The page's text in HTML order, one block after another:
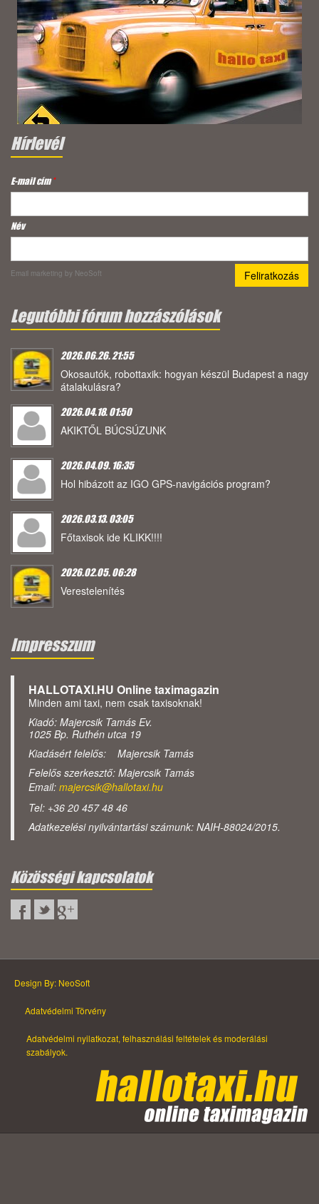
Hírlevél
E-mail cím*
Név
Email marketing by NeoSoft
Legutóbbi fórum hozzászólások
2026.06.26. 21:55
Okosautók, robottaxik: hogyan készül Budapest a nagy
átalakulásra?
2026.04.18. 01:50
AKIKTŐL BÚCSÚZUNK
2026.04.09. 16:35
Hol hibázott az IGO GPS-navigációs program?
2026.03.13. 03:05
Főtaxisok ide KLIKK!!!!
2026.02.05. 06:28
Verestelenítés
Impresszum
HALLOTAXI.HU Online taximagazin
Minden ami taxi, nem csak taxisoknak!
Kiadó: Majercsik Tamás Ev.
1025 Bp. Ruthén utca 19
Kiadásért felelős: Majercsik Tamás
Felelős szerkesztő: Majercsik Tamás
Email: majercsik@hallotaxi.hu
Tel: +36 20 457 48 46
Adatkezelési nyilvántartási számunk: NAIH-88024/2015.
Közösségi kapcsolatok
Design By: NeoSoft
Adatvédelmi Törvény
Adatvédelmi nyilatkozat, felhasználási feltételek és moderálási
szabályok.